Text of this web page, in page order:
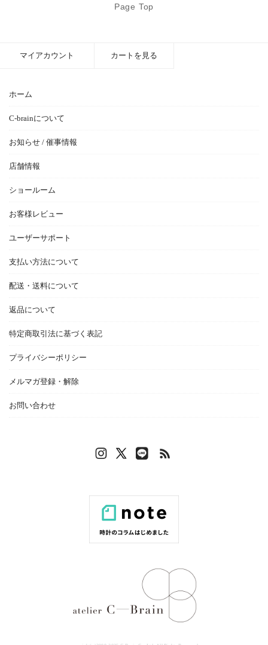
Page Top
ホーム
C-brainについて
お知らせ / 催事情報
店舗情報
ショールーム
お客様レビュー
ユーザーサポート
支払い方法について
配送・送料について
返品について
特定商取引法に基づく表記
プライバシーポリシー
メルマガ登録・解除
お問い合わせ
マイアカウント カートを見る